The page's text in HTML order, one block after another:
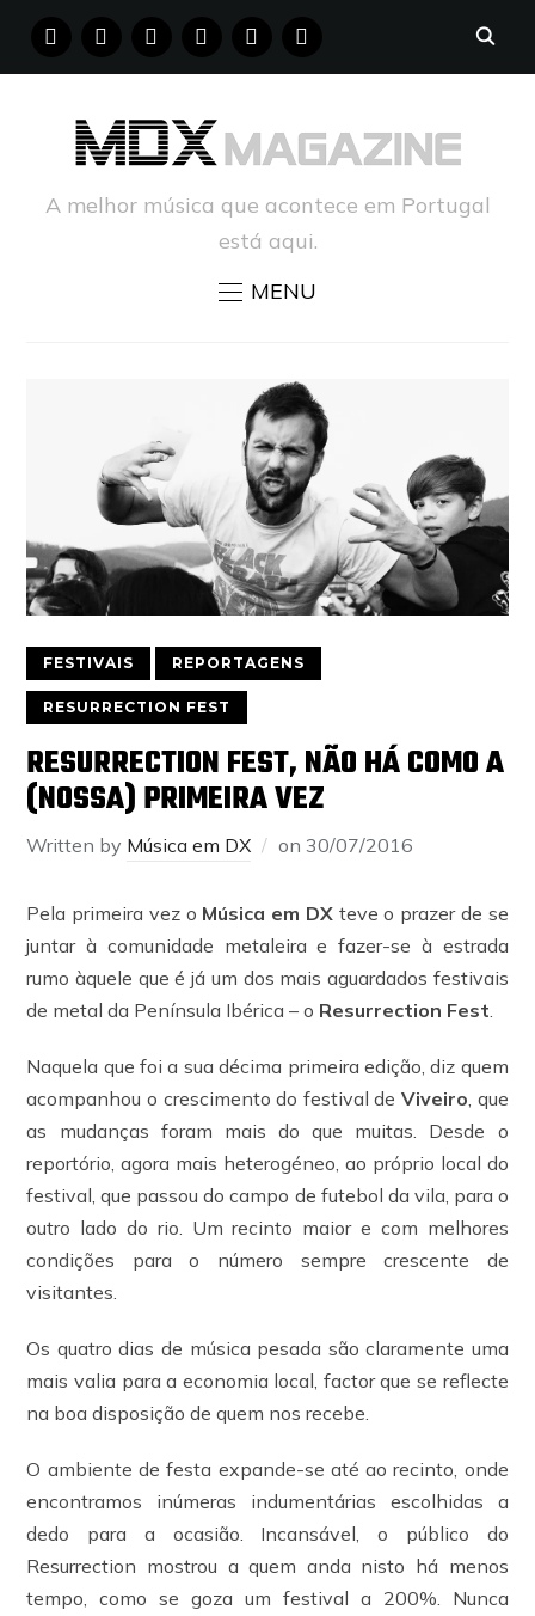
FACEBOOKINSTAGRAM
YOUTUBE PINTERESTTUMBLR
A melhor música que acontece em Portugal
está aqui.
MENU
FESTIVAIS REPORTAGENS
RESURRECTION FEST
RESURRECTION FEST, NÃO HÁ COMO A
(NOSSA) PRIMEIRA VEZ
Written by Música em DX on30/07/2016
Pela primeira vez o Música em DXteve o prazer de se
juntar à comunidade metaleira e fazer-se à estrada
rumo àquele que é já um dos mais aguardados festivais
de metal da Península Ibérica – o Resurrection Fest.
Naquela que foi a sua décima primeira edição, diz quem
acompanhou o crescimento do festival deViveiro, que
as mudanças foram mais do que muitas. Desde o
reportório, agora mais​ heterogéneo, ​ao próprio local do
festival, que passou do campo de futebol da vila, para o
outro lado do rio​. Um recinto maior e com melhores
condições para o número sempre crescente de
visitantes.
Os quatro dias de música pesada são claramente uma
mais valia para a economia local, factor que se reflecte
na boa disposição de quem nos recebe.
O ambiente de festa expande-se até ao recinto, onde
encontramos inúmeras indumentárias escolhidas a
dedo para a ocasião. Incansável, o público do
Resurrection mostrou a quem anda nisto há menos​​
tempo, como se goza um festival a 200%. Nunca